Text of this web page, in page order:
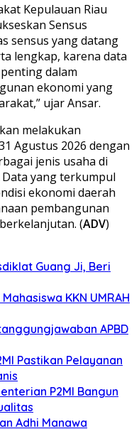
Kepulauan Riau
Sensus
sensus yang datang
lengkap, karena data
dalam
ekonomi yang
ujar Ansar.
melakukan
Agustus 2026 dengan
jenis usaha di
yang terkumpul
ekonomi daerah
pembangunan
(ADV)
Guang Ji, Beri
KKN UMRAH
APBD
Pastikan Pelayanan
P2MI Bangun
Adhi Manawa